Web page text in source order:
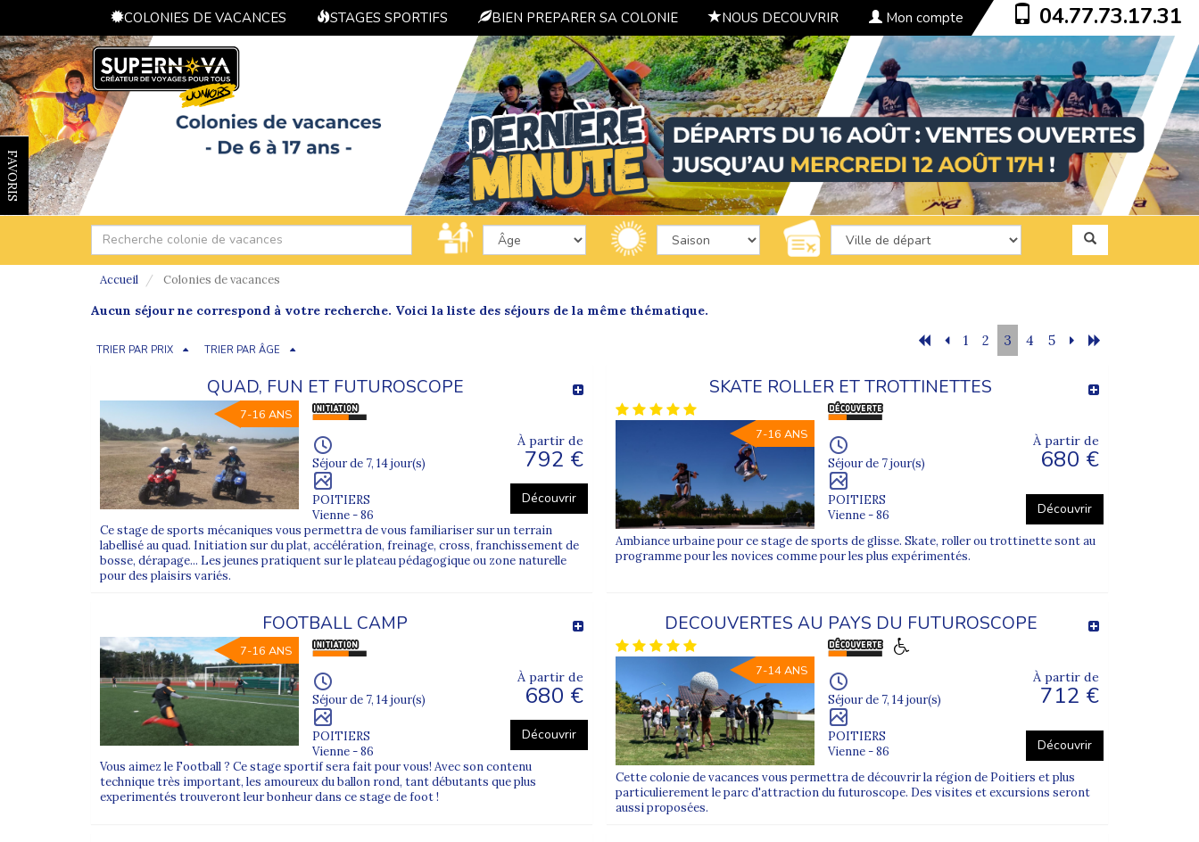
COLONIES DE VACANCES STAGES SPORTIFS BIEN PREPARER SA COLONIE NOUS DECOUVRIR Mon compte 04.77.73.17.31
FAVORIS
Accueil Colonies de vacances
Aucun séjour ne correspond à votre recherche. Voici la liste des séjours de la même thématique.
TRIER PAR PRIX TRIER PAR ÂGE
1 2 3 4 5
QUAD, FUN ET FUTUROSCOPE
7-16 ANS
Séjour de 7, 14 jour(s)
POITIERS
Vienne - 86
À partir de
792 €
Découvrir
Ce stage de sports mécaniques vous permettra de vous familiariser sur un terrain
labellisé au quad. Initiation sur du plat, accélération, freinage, cross, franchissement de
bosse, dérapage... Les jeunes pratiquent sur le plateau pédagogique ou zone naturelle
pour des plaisirs variés.
SKATE ROLLER ET TROTTINETTES
7-16 ANS
Séjour de 7 jour(s)
POITIERS
Vienne - 86
À partir de
680 €
Découvrir
Ambiance urbaine pour ce stage de sports de glisse. Skate, roller ou trottinette sont au
programme pour les novices comme pour les plus expérimentés.
FOOTBALL CAMP
7-16 ANS
Séjour de 7, 14 jour(s)
POITIERS
Vienne - 86
À partir de
680 €
Découvrir
Vous aimez le Football ? Ce stage sportif sera fait pour vous! Avec son contenu
technique très important, les amoureux du ballon rond, tant débutants que plus
experimentés trouveront leur bonheur dans ce stage de foot !
DECOUVERTES AU PAYS DU FUTUROSCOPE
7-14 ANS
Séjour de 7, 14 jour(s)
POITIERS
Vienne - 86
À partir de
712 €
Découvrir
Cette colonie de vacances vous permettra de découvrir la région de Poitiers et plus
particulierement le parc d'attraction du futuroscope. Des visites et excursions seront
aussi proposées.